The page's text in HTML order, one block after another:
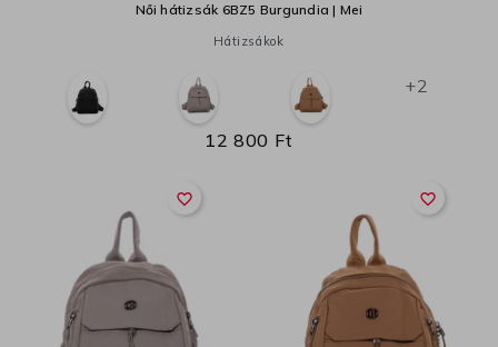
Női hátizsák 6BZ5 Burgundia | Mei
Hátizsákok
+2
12 800 Ft
favorite_border favorite_border